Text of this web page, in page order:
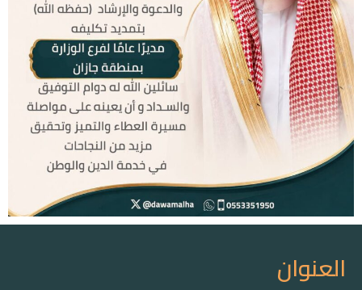
العنوان